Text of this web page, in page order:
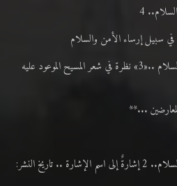
4
سبيل إرساء الأمن والسلام
رأيٌ في لغة المسيح الموعود عليه السلام ..«3» نظرة في شعر المسيح الموعود عليه
...**
رأي في لغة المسيح الموعود عليه السلام.. 2 إشارةٌ إلى اسم الإشارة .. تاريخ النشر: